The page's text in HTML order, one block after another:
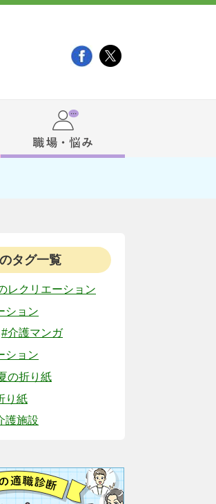
タグ一覧
レクリエーション
ション
#介護マンガ
ション
の折り紙
り紙
護施設